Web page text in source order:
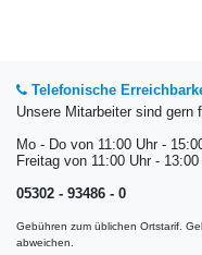
Telefonische
Unsere Mitarbeiter sind gern
Mo - Do von 11:00 Uhr -
Freitag von 11:00 Uhr - 13:00
05302 - 93486 - 0
Gebühren zum üblichen Ortstarif.
abweichen.